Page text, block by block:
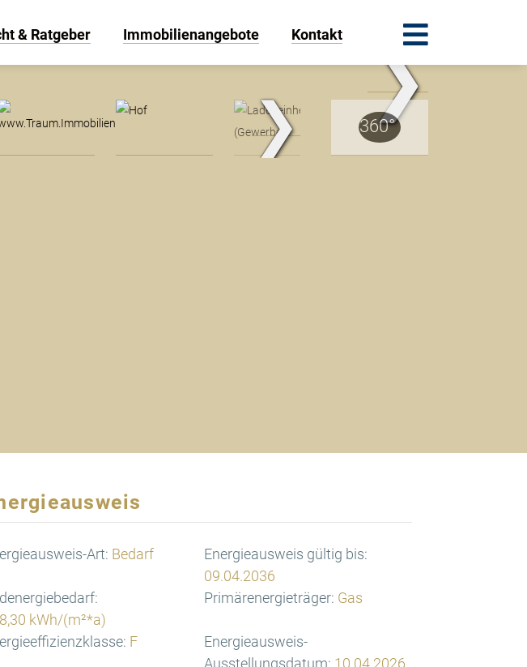
& Ratgeber Immobilienangebote Kontakt
www.Traum.Immobilien ❯
❯
Art: Bedarf
Energieausweis gültig bis:
09.04.2036
kWh/(m²*a)
Primärenergieträger: Gas
F
Energieausweis-